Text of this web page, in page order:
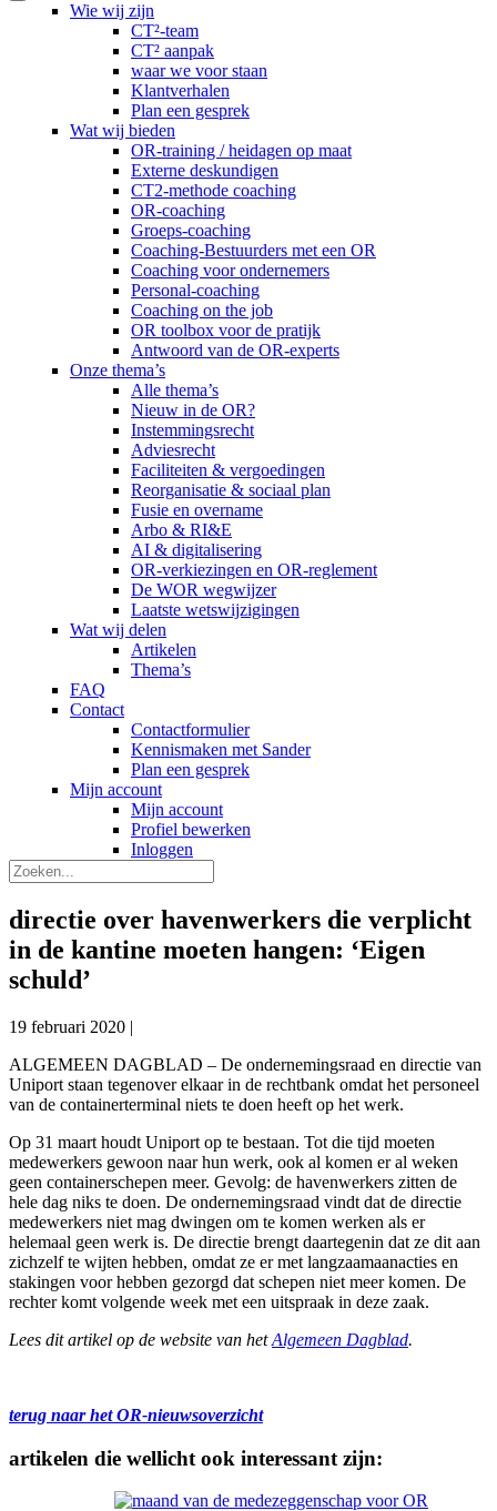
Wie wij zijn
CT²-team
CT² aanpak
waar we voor staan
Klantverhalen
Plan een gesprek
Wat wij bieden
OR-training / heidagen op maat
Externe deskundigen
CT2-methode coaching
OR-coaching
Groeps-coaching
Coaching-Bestuurders met een OR
Coaching voor ondernemers
Personal-coaching
Coaching on the job
OR toolbox voor de pratijk
Antwoord van de OR-experts
Onze thema’s
Alle thema’s
Nieuw in de OR?
Instemmingsrecht
Adviesrecht
Faciliteiten & vergoedingen
Reorganisatie & sociaal plan
Fusie en overname
Arbo & RI&E
AI & digitalisering
OR-verkiezingen en OR-reglement
De WOR wegwijzer
Laatste wetswijzigingen
Wat wij delen
Artikelen
Thema’s
FAQ
Contact
Contactformulier
Kennismaken met Sander
Plan een gesprek
Mijn account
Mijn account
Profiel bewerken
Inloggen
directie over havenwerkers die verplicht
in de kantine moeten hangen: ‘Eigen
schuld’
19 februari 2020 |
ALGEMEEN DAGBLAD – De ondernemingsraad en directie van
Uniport staan tegenover elkaar in de rechtbank omdat het personeel
van de containerterminal niets te doen heeft op het werk.
Op 31 maart houdt Uniport op te bestaan. Tot die tijd moeten
medewerkers gewoon naar hun werk, ook al komen er al weken
geen containerschepen meer. Gevolg: de havenwerkers zitten de
hele dag niks te doen. De ondernemingsraad vindt dat de directie
medewerkers niet mag dwingen om te komen werken als er
helemaal geen werk is. De directie brengt daartegenin dat ze dit aan
zichzelf te wijten hebben, omdat ze er met langzaamaanacties en
stakingen voor hebben gezorgd dat schepen niet meer komen. De
rechter komt volgende week met een uitspraak in deze zaak.
Lees dit artikel op de website van hetAlgemeen Dagblad.
terug naar het OR-nieuwsoverzicht
artikelen die wellicht ook interessant zijn: